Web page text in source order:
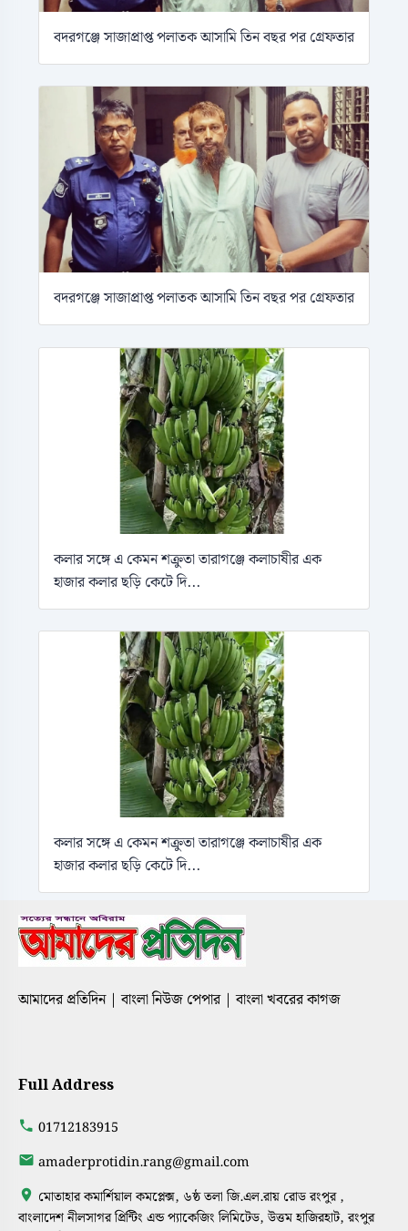
বদরগঞ্জে সাজাপ্রাপ্ত পলাতক আসামি তিন বছর পর গ্রেফতার
বদরগঞ্জে সাজাপ্রাপ্ত পলাতক আসামি তিন বছর পর গ্রেফতার
কলার সঙ্গে এ কেমন শক্রুতা তারাগঞ্জে কলাচাষীর এক
হাজার কলার ছড়ি কেটে দি...
কলার সঙ্গে এ কেমন শক্রুতা তারাগঞ্জে কলাচাষীর এক
হাজার কলার ছড়ি কেটে দি...
আমাদের প্রতিদিন | বাংলা নিউজ পেপার | বাংলা খবরের কাগজ
Full Address
01712183915
amaderprotidin.rang@gmail.com
মোতাহার কমার্শিয়াল কমপ্লেক্স, ৬ষ্ঠ তলা জি.এল.রায় রোড রংপুর ,
বাংলাদেশ নীলসাগর প্রিন্টিং এন্ড প্যাকেজিং লিমিটেড, উত্তম হাজিরহাট, রংপুর